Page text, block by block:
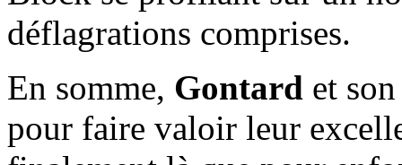
déflagrations comprises.
En somme, Gontard et
pour faire valoir leur